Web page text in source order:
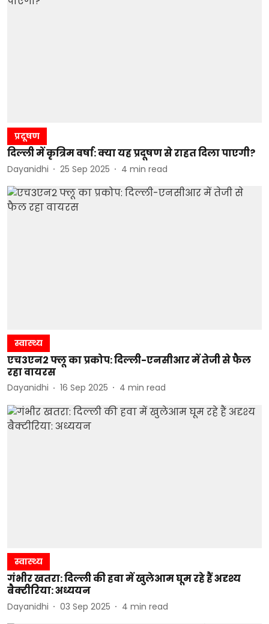
प्रदूषण
दिल्ली में कृत्रिम वर्षा: क्या यह प्रदूषण से राहत दिला पाएगी?
Dayanidhi 25 Sep 2025 4 min read
स्वास्थ्य
एच3एन2 फ्लू का प्रकोप: दिल्ली-एनसीआर में तेजी से फैल
रहा वायरस
Dayanidhi 16 Sep 2025 4 min read
स्वास्थ्य
गंभीर खतरा: दिल्ली की हवा में खुलेआम घूम रहे हैं अदृश्य
बैक्टीरिया: अध्ययन
Dayanidhi 03 Sep 2025 4 min read